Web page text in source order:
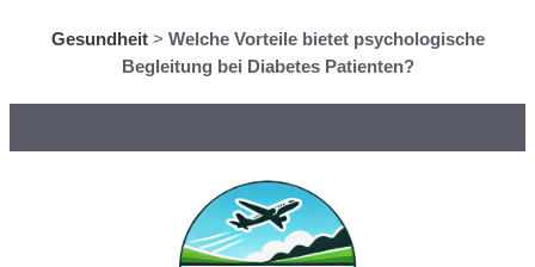
Gesundheit> Welche Vorteile bietet psychologische
Begleitung bei Diabetes Patienten?